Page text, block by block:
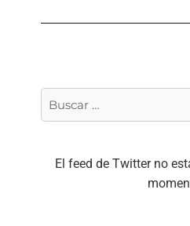
Buscar
por:
El feed de Twitter no